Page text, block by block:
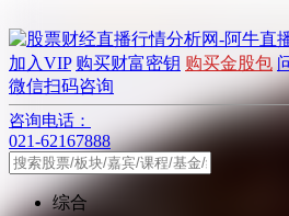
加入VIP 购买财富密钥 购买金股包
微信扫码咨询
咨询电话：
021-62167888
综合